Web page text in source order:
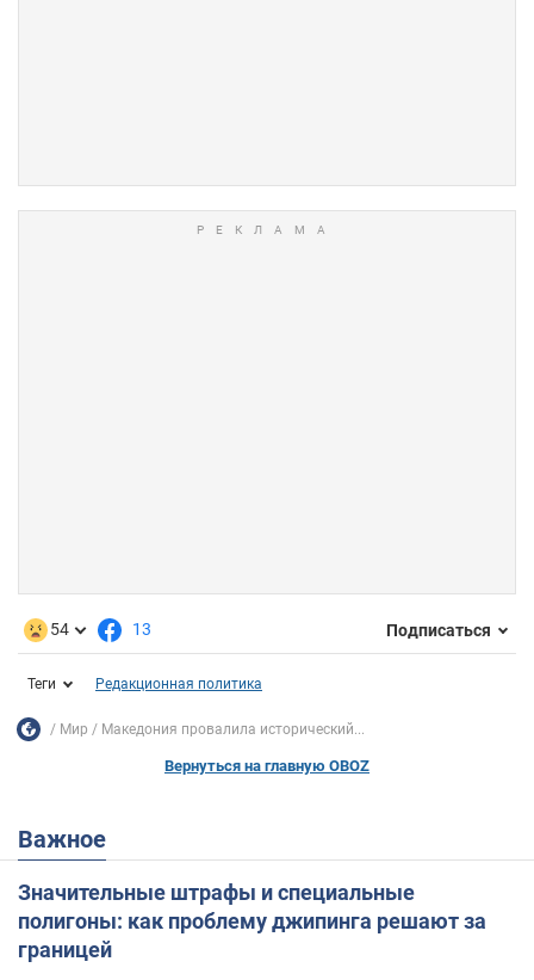
54 13 Подписаться
Теги Редакционная политика
Мир Македония провалила исторический...
Вернуться на главную OBOZ
Важное
Значительные штрафы и специальные
полигоны: как проблему джипинга решают за
границей